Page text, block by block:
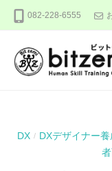
082-228-6555
を
DX / DXデザイナー養
会
社
ビ
ミ